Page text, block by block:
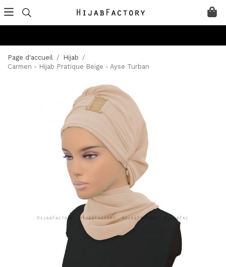
Page d'accueil / Hijab /
Carmen - Hijab Pratique Beige - Ayse Turban